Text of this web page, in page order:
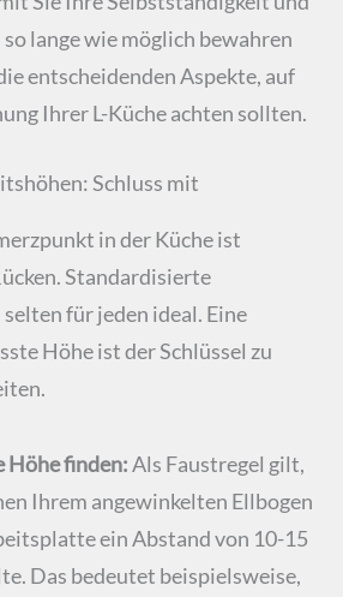
so lange wie möglich bewahren
entscheidenden Aspekte, auf
Ihrer L-Küche achten sollten.
Schluss mit
in der Küche ist
Standardisierte
für jeden ideal. Eine
Höhe ist der Schlüssel zu
Höhe finden:Als Faustregel gilt,
Ihrem angewinkelten Ellbogen
ein Abstand von 10-15
Das bedeutet beispielsweise,